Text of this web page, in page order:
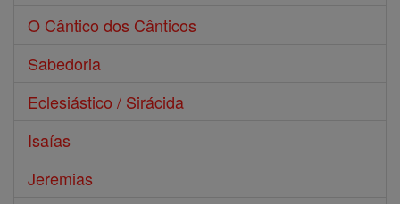
O Cântico dos Cânticos
Sabedoria
Eclesiástico / Sirácida
Isaías
Jeremias